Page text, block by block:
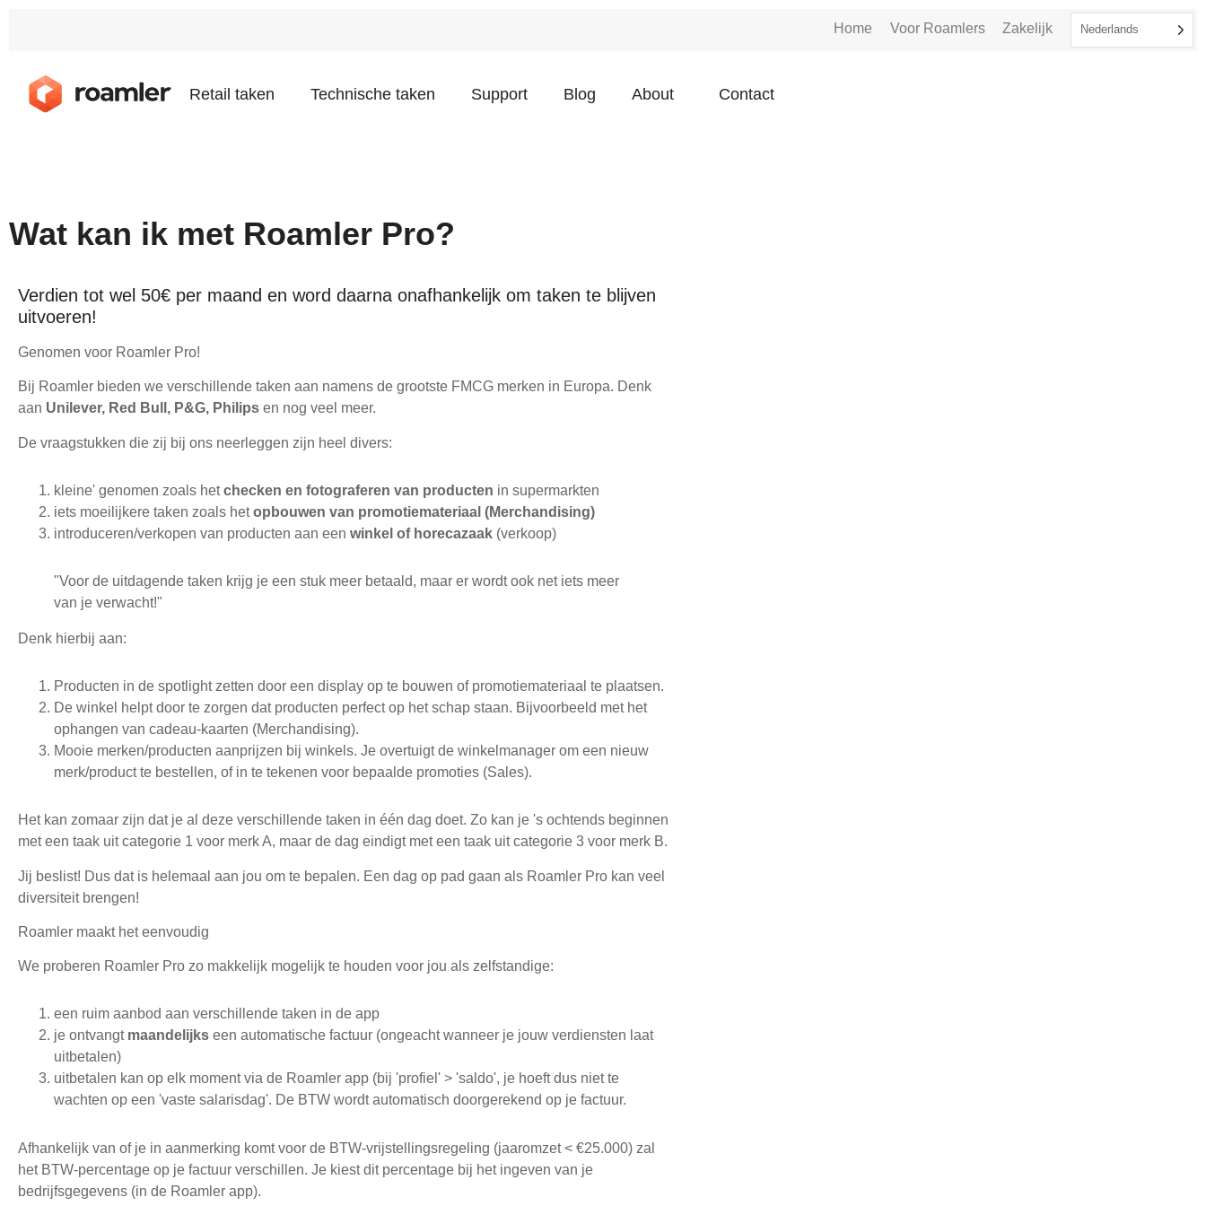
Home Voor Roamlers Zakelijk Nederlands
Retail taken Technische taken Support Blog About Contact
Wat kan ik met Roamler Pro?
Verdien tot wel 50€ per maand en word daarna onafhankelijk om taken te blijven
uitvoeren!
Genomen voor Roamler Pro!
Bij Roamler bieden we verschillende taken aan namens de grootste FMCG merken in Europa. Denk
aan Unilever, Red Bull, P&G, Philips en nog veel meer.
De vraagstukken die zij bij ons neerleggen zijn heel divers:
kleine' genomen zoals hetchecken en fotograferen van producten in supermarkten
iets moeilijkere taken zoals hetopbouwen van promotiemateriaal (Merchandising)
introduceren/verkopen van producten aan een winkel of horecazaak (verkoop)
"Voor de uitdagende taken krijg je een stuk meer betaald, maar er wordt ook net iets meer
van je verwacht!"
Denk hierbij aan:
Producten in de spotlight zetten door een display op te bouwen of promotiemateriaal te plaatsen.
De winkel helpt door te zorgen dat producten perfect op het schap staan. Bijvoorbeeld met het
ophangen van cadeau-kaarten (Merchandising).
Mooie merken/producten aanprijzen bij winkels. Je overtuigt de winkelmanager om een nieuw
merk/product te bestellen, of in te tekenen voor bepaalde promoties (Sales).
Het kan zomaar zijn dat je al deze verschillende taken in één dag doet. Zo kan je 's ochtends beginnen
met een taak uit categorie 1 voor merk A, maar de dag eindigt met een taak uit categorie 3 voor merk B.
Jij beslist! Dus dat is helemaal aan jou om te bepalen. Een dag op pad gaan als Roamler Pro kan veel
diversiteit brengen!
Roamler maakt het eenvoudig
We proberen Roamler Pro zo makkelijk mogelijk te houden voor jou als zelfstandige:
een ruim aanbod aan verschillende taken in de app
je ontvangt maandelijks een automatische factuur (ongeacht wanneer je jouw verdiensten laat
uitbetalen)
uitbetalen kan op elk moment via de Roamler app (bij 'profiel' > 'saldo', je hoeft dus niet te
wachten op een 'vaste salarisdag'. De BTW wordt automatisch doorgerekend op je factuur.
Afhankelijk van of je in aanmerking komt voor de BTW-vrijstellingsregeling (jaaromzet < €25.000) zal
het BTW-percentage op je factuur verschillen. Je kiest dit percentage bij het ingeven van je
bedrijfsgegevens (in de Roamler app).